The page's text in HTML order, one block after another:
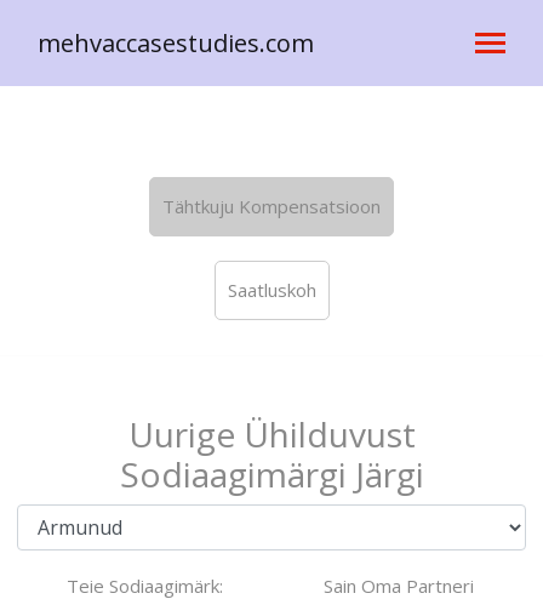
mehvaccasestudies.com
Tähtkuju Kompensatsioon
Saatluskoh
Uurige Ühilduvust
Sodiaagimärgi Järgi
Teie Sodiaagimärk:
Sain Oma Partneri